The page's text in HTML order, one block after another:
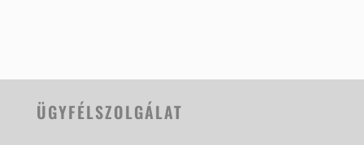
ÜGYFÉLSZOLGÁLAT